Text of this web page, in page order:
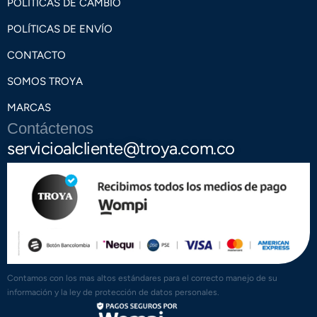
POLÍTICAS DE CAMBIO
POLÍTICAS DE ENVÍO
CONTACTO
SOMOS TROYA
MARCAS
Contáctenos
servicioalcliente@troya.com.co
Contamos con los mas altos estándares para el correcto manejo de su
información y la ley de protección de datos personales.